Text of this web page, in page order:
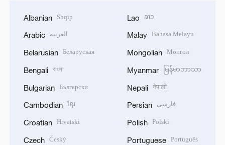
Albanian Shqip
Arabic العربية
Belarusian Беларуская
Bengali বাংলা
Bulgarian Български
Cambodian ខ្មែរ
Croatian Hrvatski
Czech Český
Lao ລາວ
Malay Bahasa Melayu
Mongolian Монгол
Myanmar မြန်မာဘာသာ
Nepali नेपाली
Persian فارسی
Polish Polski
Portuguese Português